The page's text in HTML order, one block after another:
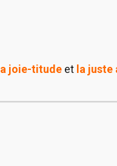
la joie-titudeet la